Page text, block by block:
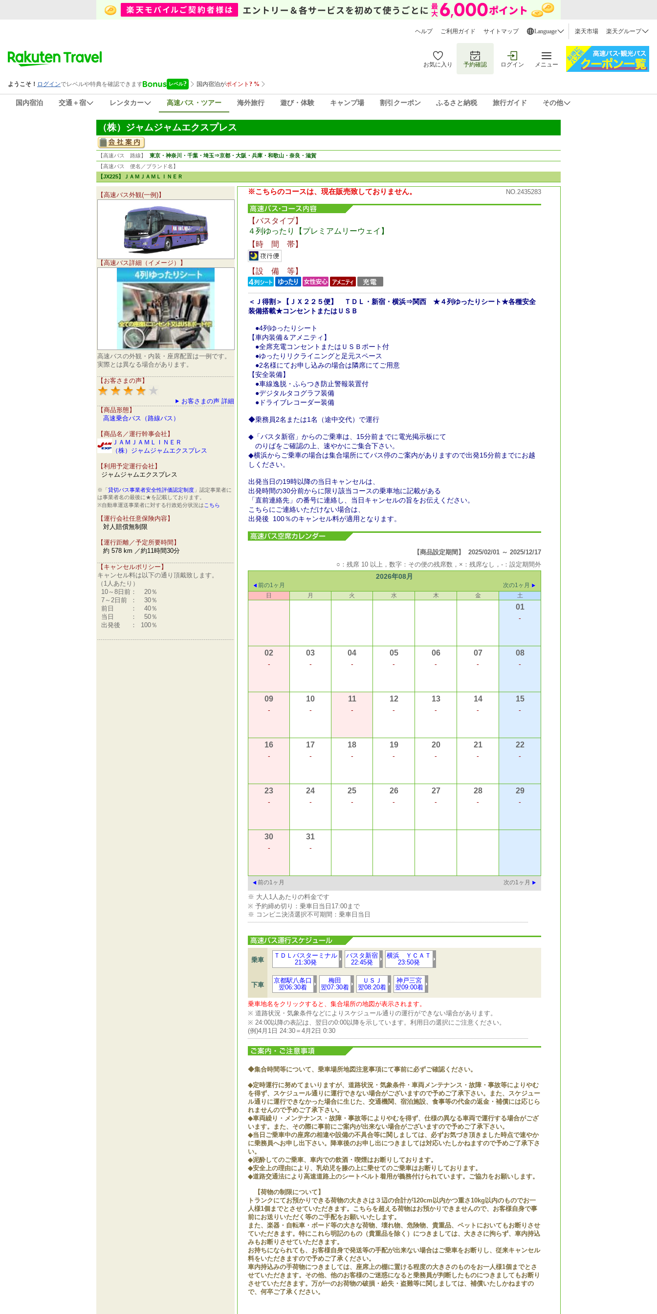
ヘルプ ご利用ガイド サイトマップ Language 楽天市場 楽天グループ
お気に入り 予約確認 ログイン メニュー
国内宿泊 交通＋宿 レンタカー 高速バス・ツアー 海外旅行 遊び・体験 キャンプ場 割引クーポン ふるさと納税 旅行ガイド その他
（株）ジャムジャムエクスプレス
【高速バス 路線】
東京・神奈川・千葉・埼玉⇒京都・大阪・兵庫・和歌山・奈良・滋賀
【高速バス 便名／ブランド名】
【JX225】ＪＡＭＪＡＭＬＩＮＥＲ
【高速バス外観(一例)】
【高速バス詳細（イメージ）】
高速バスの外観・内装・座席配置は一例です。
実際とは異なる場合があります。
【お客さまの声】
お客さまの声 詳細
【商品形態】
高速乗合バス（路線バス）
【商品名／運行幹事会社】
ＪＡＭＪＡＭＬＩＮＥＲ
（株）ジャムジャムエクスプレス
【利用予定運行会社】
ジャムジャムエクスプレス
※「貸切バス事業者安全性評価認定制度」認定事業者に
は事業者名の最後に★を記載しております。
※自動車運送事業者に対する行政処分状況は こちら
【運行会社任意保険内容】
対人賠償無制限
【運行距離／予定所要時間】
約 578 km ／約11時間30分
【キャンセルポリシー】
キャンセル料は以下の通り頂戴致します。
（1人あたり）
10～8日前：
20％
7～2日前
：
30％
前日
：
40％
当日
：
50％
出発後
： 100％
※こちらのコースは、現在販売致しておりません。 NO.2435283
【バスタイプ】
４列ゆったり【プレミアムリーウェイ】
【時 間 帯】
【設 備 等】
＜Ｊ得割＞【ＪＸ２２５便】 ＴＤＬ・新宿・横浜⇒関西 ★４列ゆったりシート★各種安全
装備搭載★コンセントまたはＵＳＢ
●4列ゆったりシート
【車内装備＆アメニティ】
●全席充電コンセントまたはＵＳＢポート付
●ゆったりリクライニングと足元スペース
●2名様にてお申し込みの場合は隣席にてご用意
【安全装備】
●車線逸脱・ふらつき防止警報装置付
●デジタルタコグラフ装備
●ドライブレコーダー装備
◆乗務員2名または1名（途中交代）で運行
◆「バスタ新宿」からのご乗車は、15分前までに電光掲示板にて
のりばをご確認の上、速やかにご集合下さい。
◆横浜からご乗車の場合は集合場所にてバス停のご案内がありますので出発15分前までにお越
しください。
出発当日の19時以降の当日キャンセルは、
出発時間の30分前からに限り該当コースの乗車地に記載がある
「直前連絡先」の番号に連絡し、当日キャンセルの旨をお伝えください。
こちらにご連絡いただけない場合は、
出発後 100％のキャンセル料が適用となります。
【商品設定期間】 2025/02/01 ～ 2025/12/17
○：残席 10 以上，数字：その便の残席数，×：残席なし，-：設定期間外
2026年08月
前の1ヶ月
次の1ヶ月
日
月 火 水 木 金 土
01
-
02
-
03
-
04
-
05
-
06
-
07
-
08
-
09
-
10
-
11
-
12
-
13
-
14
-
15
-
16
-
17
-
18
-
19
-
20
-
21
-
22
-
23
-
24
-
25
-
26
-
27
-
28
-
29
-
30
-
31
-
前の1ヶ月 次の1ヶ月
※ 大人1人あたりの料金です
※ 予約締め切り：乗車日当日17:00まで
※ コンビニ決済選択不可期間：乗車日当日
乗車
ＴＤＬバスターミナル
21:30発
バスタ新宿
22:45発
横浜 ＹＣＡＴ
23:50発
下車
京都駅八条口
翌06:30着
梅田
翌07:30着
ＵＳＪ
翌08:20着
神戸三宮
翌09:00着
乗車地名をクリックすると、集合場所の地図が表示されます。
※ 道路状況・気象条件などによりスケジュール通りの運行ができない場合があります。
※ 24:00以降の表記は、翌日の0:00以降を示しています。利用日の選択にご注意ください。
(例)4月1日 24:30＝4月2日 0:30
◆集合時間等について、乗車場所地図注意事項にて事前に必ずご確認ください。
◆定時運行に努めてまいりますが、道路状況・気象条件・車両メンテナンス・故障・事故等によりやむ
を得ず、スケジュール通りに運行できない場合がございますので予めご了承下さい。また、スケジュー
ル通りに運行できなかった場合に生じた、交通機関、宿泊施設、食事等の代金の返金・補償には応じら
れませんので予めご了承下さい。
◆車両繰り・メンテナンス・故障・事故等によりやむを得ず、仕様の異なる車両で運行する場合がござ
います。また、その際に事前にご案内が出来ない場合がございますので予めご了承下さい。
◆当日ご乗車中の座席の相違や設備の不具合等に関しましては、必ずお気づき頂きました時点で速やか
に乗務員へお申し出下さい。降車後のお申し出につきましては対応いたしかねますので予めご了承下さ
い。
◆泥酔してのご乗車、車内での飲酒・喫煙はお断りしております。
◆安全上の理由により、乳幼児を膝の上に乗せてのご乗車はお断りしております。
◆道路交通法により高速道路上のシートベルト着用が義務付けられています。ご協力をお願いします。
【荷物の制限について】
トランクにてお預かりできる荷物の大きさは３辺の合計が120cm以内かつ重さ10kg以内のものでお一
人様1個までとさせていただきます。こちらを超える荷物はお預かりできませんので、お客様自身で事
前にお送りいただく等のご手配をお願いいたします。
また、楽器・自転車・ボード等の大きな荷物、壊れ物、危険物、貴重品、ペットにおいてもお断りさせ
ていただきます。特にこれら明記のもの（貴重品を除く）につきましては、大きさに拘らず、車内持込
みもお断りさせていただきます。
お持ちになられても、お客様自身で発送等の手配が出来ない場合はご乗車をお断りし、従来キャンセル
料をいただきますので予めご了承ください。
車内持込みの手荷物につきましては、座席上の棚に置ける程度の大きさのものをお一人様1個までとさ
せていただきます。その他、他のお客様のご迷惑になると乗務員が判断したものにつきましてもお断り
させていただきます。万が一のお荷物の破損・紛失・盗難等に関しましては、補償いたしかねますの
で、何卒ご了承ください。